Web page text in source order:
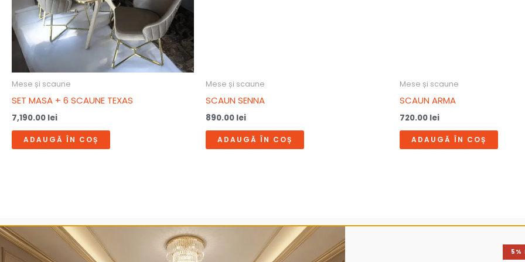
Mese și scaune
SET MASA + 6 SCAUNE TEXAS
7,190.00 lei
ADAUGĂ ÎN COȘ
Mese și scaune
SCAUN SENNA
890.00 lei
ADAUGĂ ÎN COȘ
Mese și scaune
SCAUN ARMA
720.00 lei
ADAUGĂ ÎN COȘ
5%